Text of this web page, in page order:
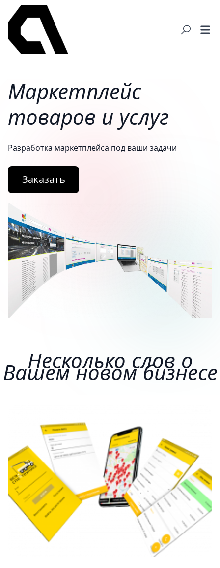
Маркетплейс
товаров и услуг
Разработка маркетплейса под ваши задачи
Заказать
Несколько слов о
Вашем новом бизнесе